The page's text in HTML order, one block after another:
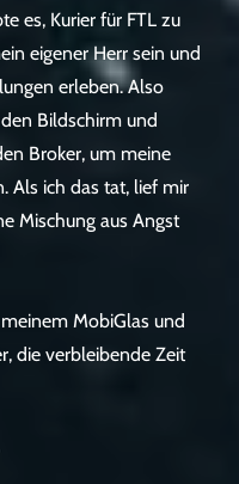
es, Kurier für FTL zu
eigener Herr sein und
erleben. Also
Bildschirm und
Broker, um meine
Als ich das tat, lief mir
Mischung aus Angst
MobiGlas und
die verbleibende Zeit